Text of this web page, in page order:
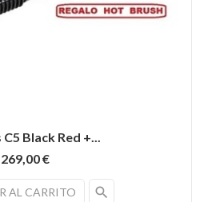
Black Red +...
269,00 €
AL CARRITO search